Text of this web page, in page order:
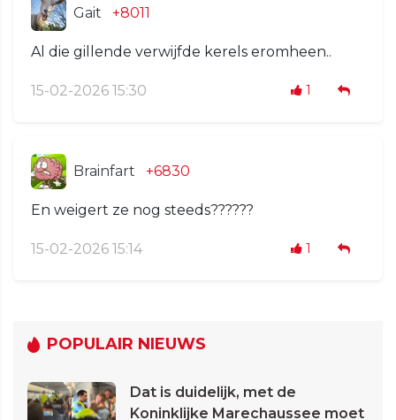
Gait +8011
Al die gillende verwijfde kerels eromheen..
15-02-2026 15:30 1
Brainfart +6830
En weigert ze nog steeds??????
15-02-2026 15:14 1
POPULAIR NIEUWS
Dat is duidelijk, met de
Koninklijke Marechaussee moet